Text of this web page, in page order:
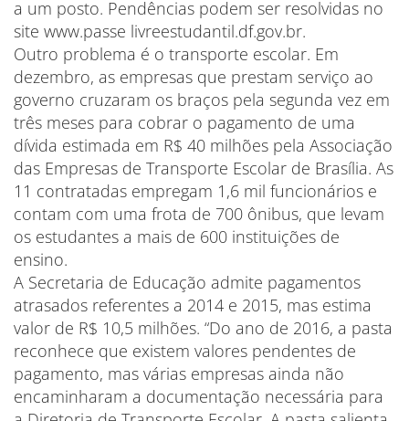
a um posto. Pendências podem ser resolvidas no
site www.passe livreestudantil.df.gov.br.
Outro problema é o transporte escolar. Em
dezembro, as empresas que prestam serviço ao
governo cruzaram os braços pela segunda vez em
três meses para cobrar o pagamento de uma
dívida estimada em R$ 40 milhões pela Associação
das Empresas de Transporte Escolar de Brasília. As
11 contratadas empregam 1,6 mil funcionários e
contam com uma frota de 700 ônibus, que levam
os estudantes a mais de 600 instituições de
ensino.
A Secretaria de Educação admite pagamentos
atrasados referentes a 2014 e 2015, mas estima
valor de R$ 10,5 milhões. “Do ano de 2016, a pasta
reconhece que existem valores pendentes de
pagamento, mas várias empresas ainda não
encaminharam a documentação necessária para